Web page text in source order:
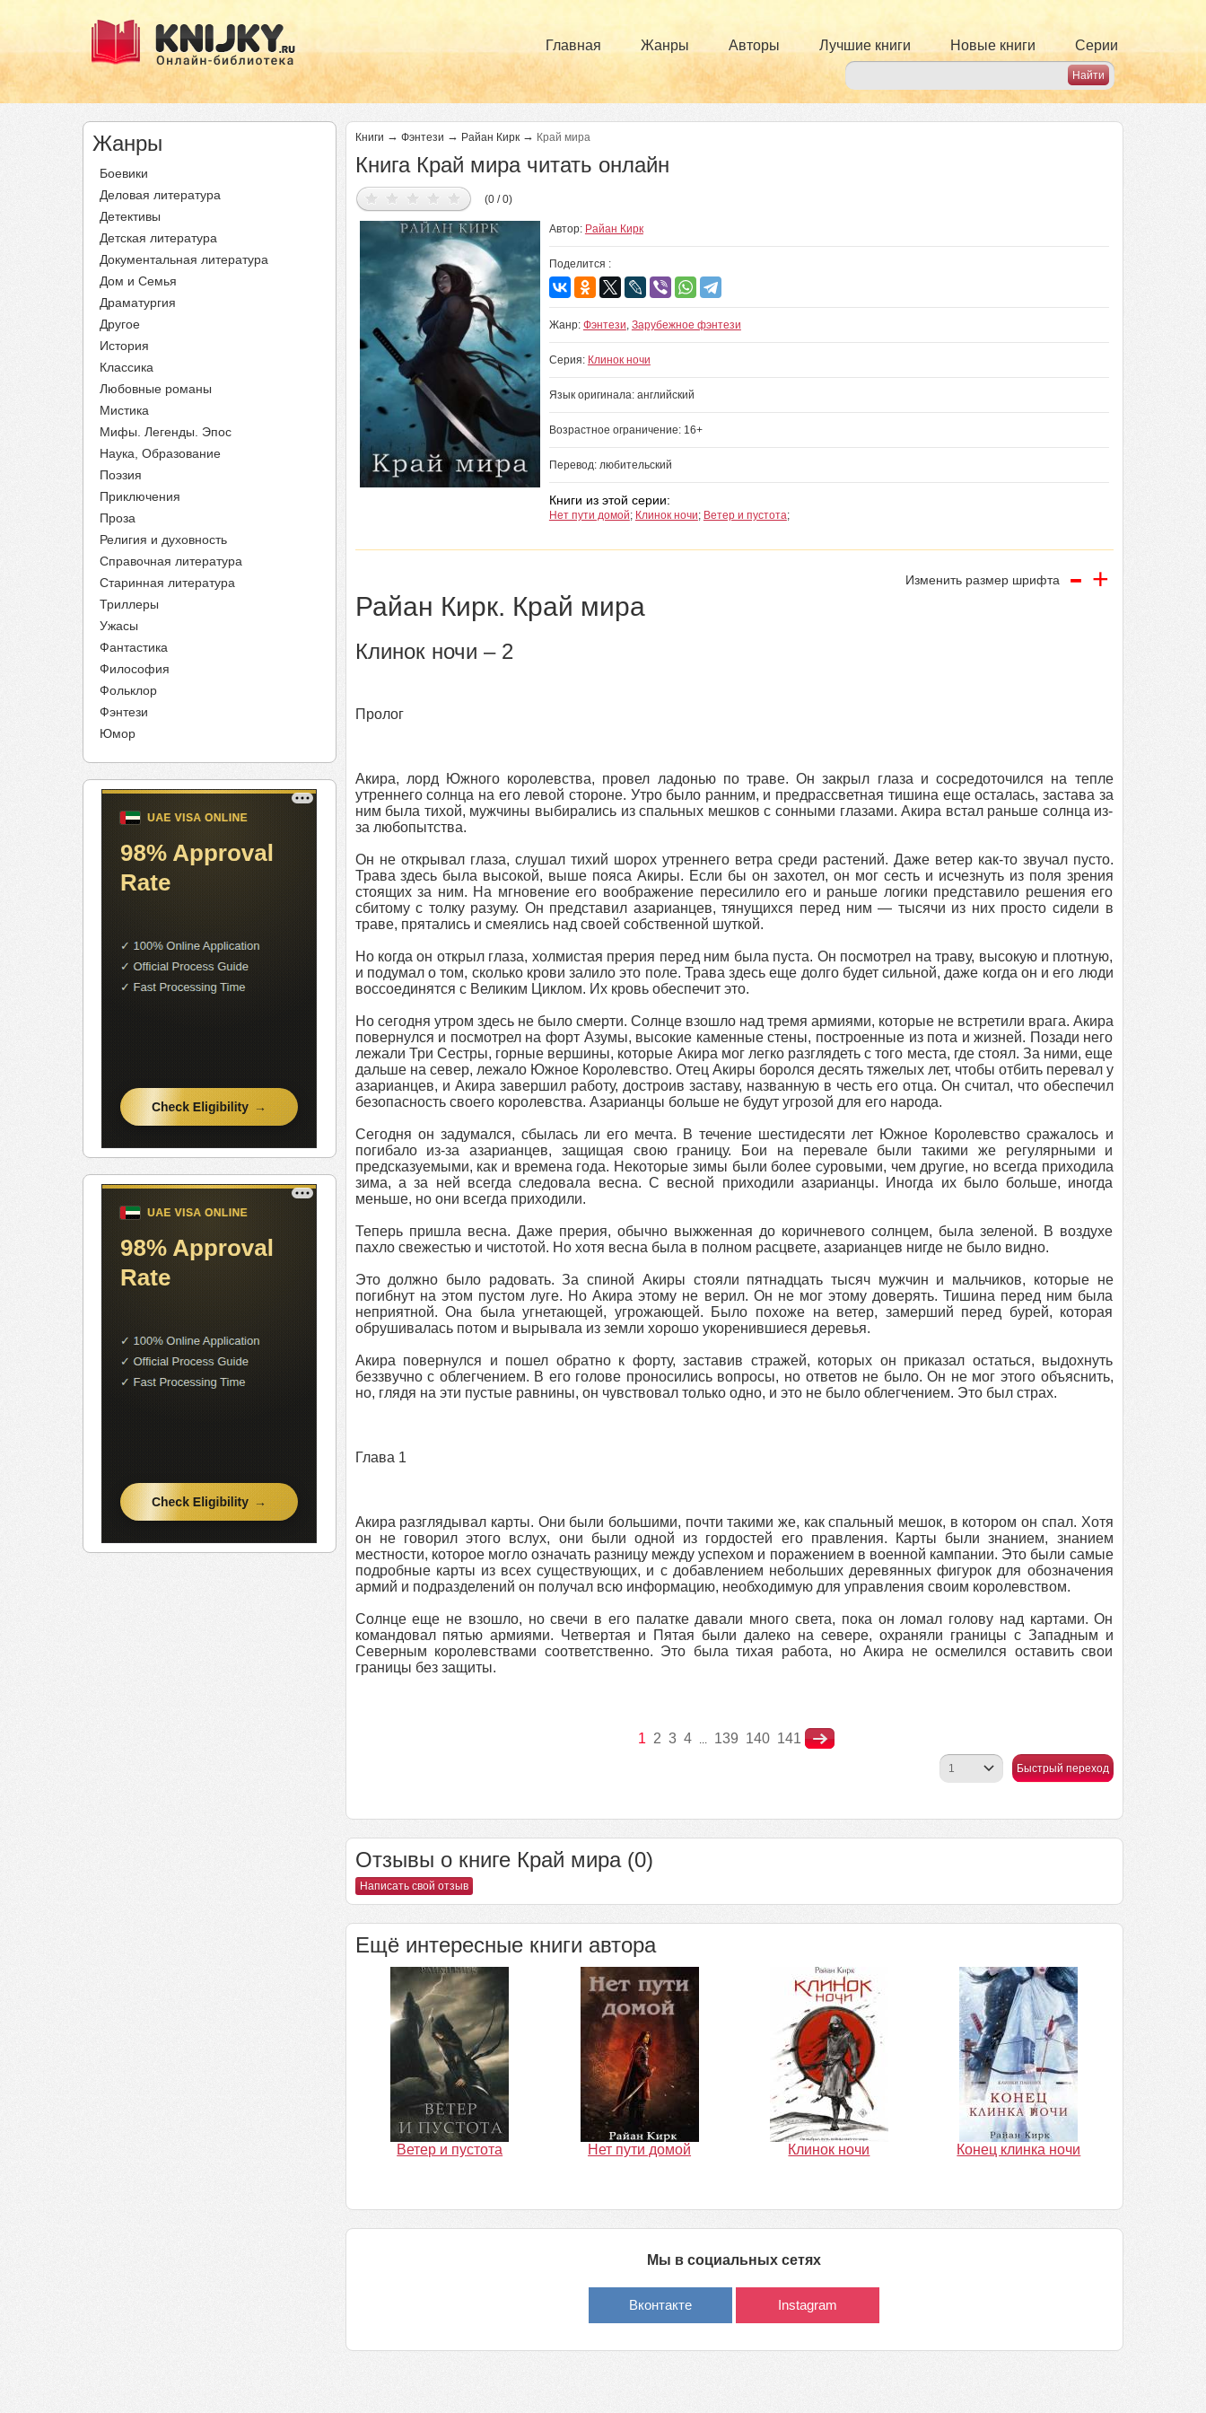
Главная Жанры Авторы Лучшие книги Новые книги Серии
Жанры
Боевики
Деловая литература
Детективы
Детская литература
Документальная литература
Дом и Семья
Драматургия
Другое
История
Классика
Любовные романы
Мистика
Мифы. Легенды. Эпос
Наука, Образование
Поэзия
Приключения
Проза
Религия и духовность
Справочная литература
Старинная литература
Триллеры
Ужасы
Фантастика
Философия
Фольклор
Фэнтези
Юмор
Книги → Фэнтези → Райан Кирк → Край мира
Книга Край мира читать онлайн
(0 / 0)
Автор: Райан Кирк
Поделится :
Жанр: Фэнтези, Зарубежное фэнтези
Серия: Клинок ночи
Язык оригинала: английский
Возрастное ограничение: 16+
Перевод: любительский
Книги из этой серии:
Нет пути домой; Клинок ночи; Ветер и пустота;
Изменить размер шрифта - +
Райан Кирк. Край мира
Клинок ночи – 2
Пролог
Акира, лорд Южного королевства, провел ладонью по траве. Он закрыл глаза и сосредоточился на тепле
утреннего солнца на его левой стороне. Утро было ранним, и предрассветная тишина еще осталась, застава за
ним была тихой, мужчины выбирались из спальных мешков с сонными глазами. Акира встал раньше солнца из-
за любопытства.
Он не открывал глаза, слушал тихий шорох утреннего ветра среди растений. Даже ветер как-то звучал пусто.
Трава здесь была высокой, выше пояса Акиры. Если бы он захотел, он мог сесть и исчезнуть из поля зрения
стоящих за ним. На мгновение его воображение пересилило его и раньше логики представило решения его
сбитому с толку разуму. Он представил азарианцев, тянущихся перед ним — тысячи из них просто сидели в
траве, прятались и смеялись над своей собственной шуткой.
Но когда он открыл глаза, холмистая прерия перед ним была пуста. Он посмотрел на траву, высокую и плотную,
и подумал о том, сколько крови залило это поле. Трава здесь еще долго будет сильной, даже когда он и его люди
воссоединятся с Великим Циклом. Их кровь обеспечит это.
Но сегодня утром здесь не было смерти. Солнце взошло над тремя армиями, которые не встретили врага. Акира
повернулся и посмотрел на форт Азумы, высокие каменные стены, построенные из пота и жизней. Позади него
лежали Три Сестры, горные вершины, которые Акира мог легко разглядеть с того места, где стоял. За ними, еще
дальше на север, лежало Южное Королевство. Отец Акиры боролся десять тяжелых лет, чтобы отбить перевал у
азарианцев, и Акира завершил работу, достроив заставу, названную в честь его отца. Он считал, что обеспечил
безопасность своего королевства. Азарианцы больше не будут угрозой для его народа.
Сегодня он задумался, сбылась ли его мечта. В течение шестидесяти лет Южное Королевство сражалось и
погибало из-за азарианцев, защищая свою границу. Бои на перевале были такими же регулярными и
предсказуемыми, как и времена года. Некоторые зимы были более суровыми, чем другие, но всегда приходила
зима, а за ней всегда следовала весна. С весной приходили азарианцы. Иногда их было больше, иногда
меньше, но они всегда приходили.
Теперь пришла весна. Даже прерия, обычно выжженная до коричневого солнцем, была зеленой. В воздухе
пахло свежестью и чистотой. Но хотя весна была в полном расцвете, азарианцев нигде не было видно.
Это должно было радовать. За спиной Акиры стояли пятнадцать тысяч мужчин и мальчиков, которые не
погибнут на этом пустом луге. Но Акира этому не верил. Он не мог этому доверять. Тишина перед ним была
неприятной. Она была угнетающей, угрожающей. Было похоже на ветер, замерший перед бурей, которая
обрушивалась потом и вырывала из земли хорошо укоренившиеся деревья.
Акира повернулся и пошел обратно к форту, заставив стражей, которых он приказал остаться, выдохнуть
беззвучно с облегчением. В его голове проносились вопросы, но ответов не было. Он не мог этого объяснить,
но, глядя на эти пустые равнины, он чувствовал только одно, и это не было облегчением. Это был страх.
Глава 1
Акира разглядывал карты. Они были большими, почти такими же, как спальный мешок, в котором он спал. Хотя
он не говорил этого вслух, они были одной из гордостей его правления. Карты были знанием, знанием
местности, которое могло означать разницу между успехом и поражением в военной кампании. Это были самые
подробные карты из всех существующих, и с добавлением небольших деревянных фигурок для обозначения
армий и подразделений он получал всю информацию, необходимую для управления своим королевством.
Солнце еще не взошло, но свечи в его палатке давали много света, пока он ломал голову над картами. Он
командовал пятью армиями. Четвертая и Пятая были далеко на севере, охраняли границы с Западным и
Северным королевствами соответственно. Это была тихая работа, но Акира не осмелился оставить свои
границы без защиты.
1 2 3 4 ... 139 140 141
Быстрый переход
Отзывы о книге Край мира (0)
Написать свой отзыв
Ещё интересные книги автора
Ветер и пустота Нет пути домой Клинок ночи Конец клинка ночи
Мы в социальных сетях
Вконтакте Instagram